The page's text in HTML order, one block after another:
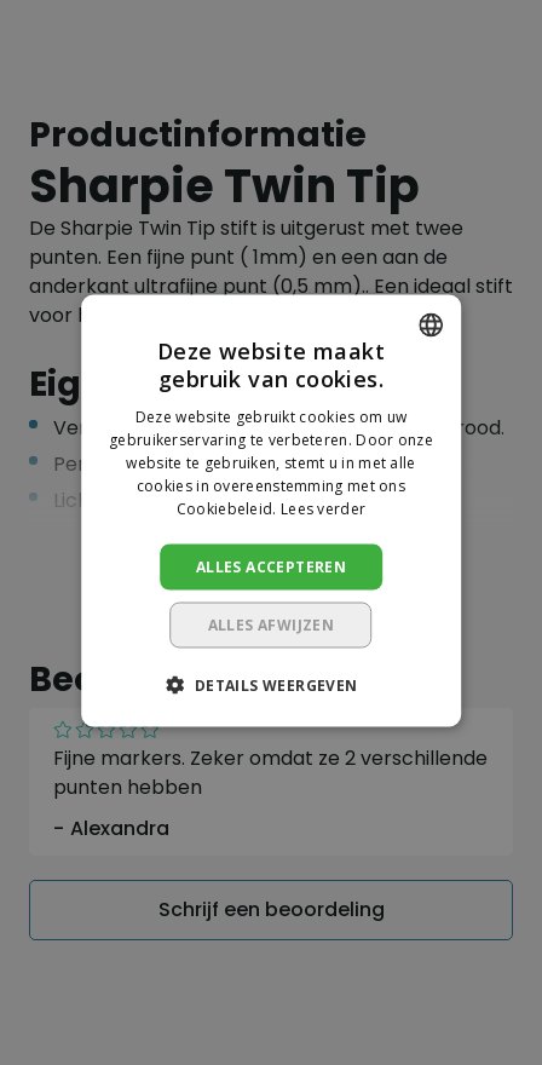
Productinformatie
Sharpie Twin Tip
De Sharpie Twin Tip stift is uitgerust met twee
punten. Een fijne punt ( 1mm) en een aan de
anderkant ultrafijne punt (0,5 mm).. Een ideaal stift
voor het markeren op tape.
Eigenschappen:
Verkrijgbaar in de kleuren zwart, blauw en rood.
Permanent op de meeste oppervlakken
Licht en watervast
Sneldrogende inkt
AP-gecertificeerd, niet giftig
Punt dikte 1 mm
Waterbestendig
Toon meer
Beoordeling
Fijne markers. Zeker omdat ze 2 verschillende
punten hebben
Alexandra
Schrijf een beoordeling
DUTCH
GERMAN
Deze website maakt
gebruik van cookies.
Deze website gebruikt cookies om uw
gebruikerservaring te verbeteren. Door onze
website te gebruiken, stemt u in met alle
cookies in overeenstemming met ons
Cookiebeleid. Lees verder
ALLES ACCEPTEREN
ALLES AFWIJZEN
DETAILS WEERGEVEN